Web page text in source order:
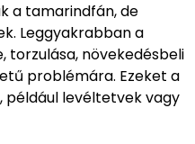
a tamarindfán, de
Leggyakrabban a
torzulása, növekedésbeli
problémára. Ezeket a
levéltetvek vagy